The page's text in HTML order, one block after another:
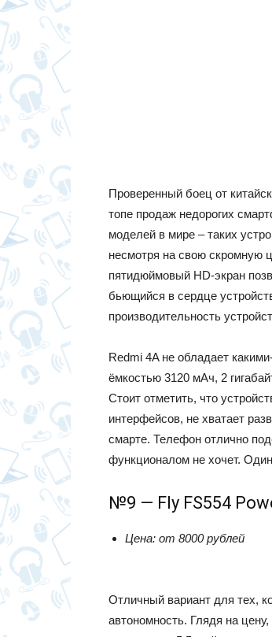
Проверенный боец от
топе продаж недорогих
моделей в мире – таких
несмотря на свою скромную
пятидюймовый HD-экран
бьющийся в сердце
производительность
Redmi 4A не обладает
ёмкостью 3120 мАч, 2
Стоит отметить, что
интерфейсов, не хватает
смарте. Телефон отлично
функционалом не хочет.
№9 — Fly FS554
Цена: от 8000 рублей
Отличный вариант для тех,
автономность. Глядя на